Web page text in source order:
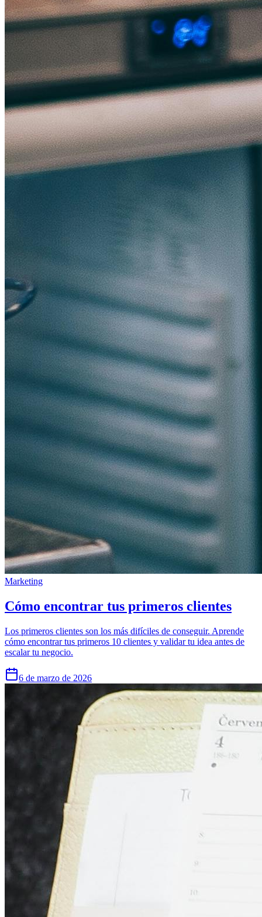
Marketing
Cómo encontrar tus primeros clientes
Los primeros clientes son los más difíciles de conseguir. Aprende
cómo encontrar tus primeros 10 clientes y validar tu idea antes de
escalar tu negocio.
6 de marzo de 2026